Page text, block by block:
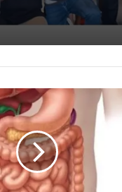
ફિલ્મ ‘વિશ્વગુરુ’સુરત ની